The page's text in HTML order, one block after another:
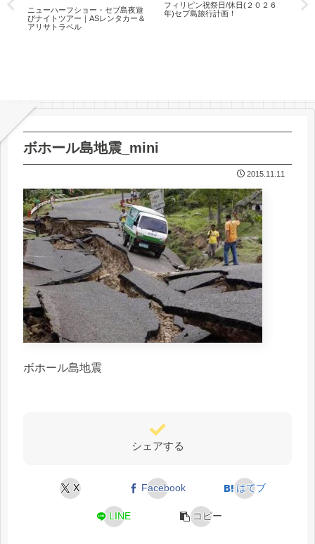
ニューハーフショー・セブ島夜遊
びナイトツアー｜ASレンタカー＆
アリサトラベル
フィリピン祝祭日/休日(２０２６
年)セブ島旅行計画！
セ
ボホール島地震_mini
2015.11.11
ボホール島地震
シェアする
X Facebook はてブ
LINE コピー